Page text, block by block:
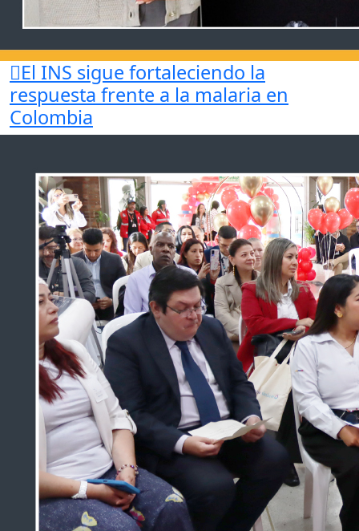
El INS sigue fortaleciendo la
respuesta frente a la malaria en
Colombia